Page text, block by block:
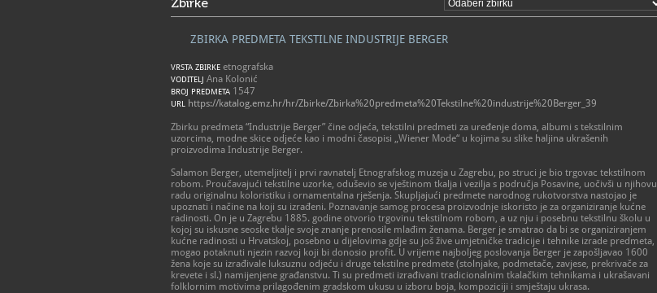
ZBIRKA PREDMETA TEKSTILNE INDUSTRIJE BERGER
VRSTA ZBIRKE etnografska
VODITELJ Ana Kolonić
BROJ PREDMETA 1547
URL https://katalog.emz.hr/hr/Zbirke/Zbirka%20predmeta%20Tekstilne%20industrije%20Berger_39
Zbirku predmeta “Industrije Berger” čine odjeća, tekstilni predmeti za uređenje doma, albumi s tekstilnim
uzorcima, modne skice odjeće kao i modni časopisi „Wiener Mode“ u kojima su slike haljina ukrašenih
proizvodima Industrije Berger.
Salamon Berger, utemeljitelj i prvi ravnatelj Etnografskog muzeja u Zagrebu, po struci je bio trgovac tekstilnom
robom. Proučavajući tekstilne uzorke, oduševio se vještinom tkalja i vezilja s područja Posavine, uočivši u njihovu
radu originalnu koloristiku i ornamentalna rješenja. Skupljajući predmete narodnog rukotvorstva nastojao je
upoznati i načine na koji su izrađeni. Poznavanje samog procesa proizvodnje iskoristo je za organiziranje kućne
radinosti. On je u Zagrebu 1885. godine otvorio trgovinu tekstilnom robom, a uz nju i posebnu tekstilnu školu u
kojoj su iskusne seoske tkalje svoje znanje prenosile mlađim ženama. Berger je smatrao da bi se organiziranjem
kućne radinosti u Hrvatskoj, posebno u dijelovima gdje su još žive umjetničke tradicije i tehnike izrade predmeta,
mogao potaknuti njezin razvoj koji bi donosio profit. U vrijeme najboljeg poslovanja Berger je zapošljavao 1600
žena koje su izrađivale luksuznu odjeću i druge tekstilne predmete (stolnjake, podmetače, zavjese, prekrivače za
krevete i sl.) namijenjene građanstvu. Ti su predmeti izrađivani tradicionalnim tkalačkim tehnikama i ukrašavani
folklornim motivima prilagođenim gradskom ukusu u izboru boja, kompoziciji i smještaju ukrasa.